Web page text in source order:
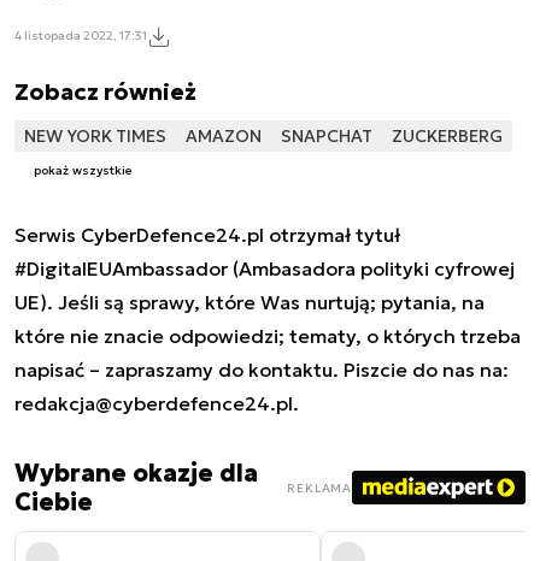
4 listopada 2022, 17:31
Zobacz również
NEW YORK TIMES AMAZON SNAPCHAT ZUCKERBERG
pokaż wszystkie
Serwis CyberDefence24.pl otrzymał tytuł
#DigitalEUAmbassador (Ambasadora polityki cyfrowej
UE). Jeśli są sprawy, które Was nurtują; pytania, na
które nie znacie odpowiedzi; tematy, o których trzeba
napisać – zapraszamy do kontaktu. Piszcie do nas na:
redakcja@cyberdefence24.pl.
Wybrane okazje dla
Ciebie
REKLAMA